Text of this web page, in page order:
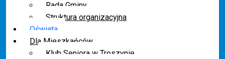
Rada Gminy
Struktura organizacyjna
Oświata
Dla Mieszkańców
Klub Seniora w Troszynie